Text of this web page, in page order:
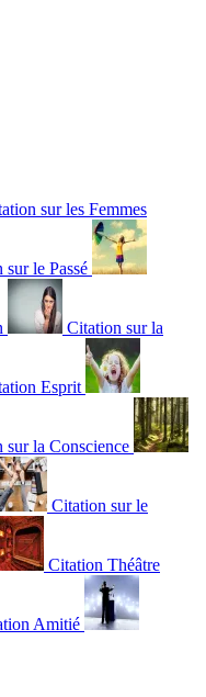
sur les Femmes
sur le Passé
Citation sur la
Esprit
sur la Conscience
Citation sur le
Citation Théâtre
Amitié